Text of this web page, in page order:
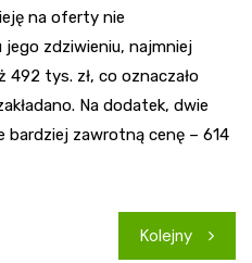
na oferty nie
jego zdziwieniu, najmniej
492 tys. zł, co oznaczało
Na dodatek, dwie
bardziej zawrotną cenę – 614
Kolejny